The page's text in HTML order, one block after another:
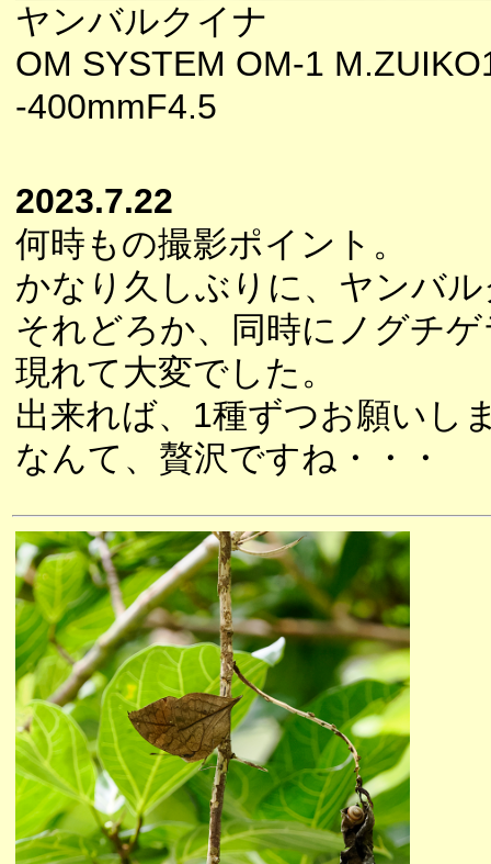
ヤンバルクイナ
OM SYSTEM OM-1
-400mmF4.5
2023.7.22
何時もの撮影ポイント。
かなり久しぶりに、ヤンバ
それどろか、同時にノグチ
現れて大変でした。
出来れば、1種ずつお願いし
なんて、贅沢ですね・・・